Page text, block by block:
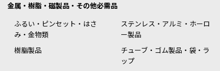
金属・樹脂・磁製品・その他必需品
ふるい・ピンセット・はさ
み・金物類
ステンレス・アルミ・ホーロ
ー製品
樹脂製品
チューブ・ゴム製品・袋・ラ
ップ